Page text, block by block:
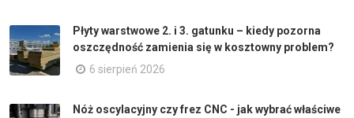
Płyty warstwowe 2. i 3. gatunku – kiedy pozorna
oszczędność zamienia się w kosztowny problem?
6 sierpień 2026
Nóż oscylacyjny czy frez CNC - jak wybrać właściwe